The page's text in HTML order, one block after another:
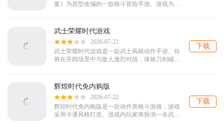
曼》为原型改编的一款格斗冒险手游。游戏为玩
武士荣耀时代游戏
2026-07-22
下载
武士荣耀时代游戏是一款武士风格动作手游。你
将在开阔场景中与敌人激烈对战，体验刀剑碰撞
感受武士...
辉煌时代免内购版
2026-07-22
下载
辉煌时代免内购版是一款动作类格斗游戏，游戏
采用卡通风格打造。游戏内玩家将扮演一名武